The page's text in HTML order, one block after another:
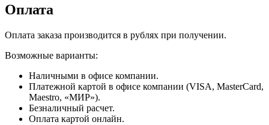
Оплата
Оплата заказа производится в рублях при получении.
Возможные варианты:
Наличными в офисе компании.
Платежной картой в офисе компании (VISA, MasterCard,
Maestro, «МИР»).
Безналичный расчет.
Оплата картой онлайн.